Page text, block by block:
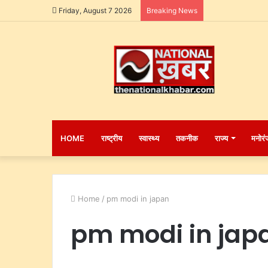
Friday, August 7 2026 Breaking News
HOME राष्ट्रीय स्वास्थ्य तकनीक राज्य
Home / pm modi in japan
pm modi in